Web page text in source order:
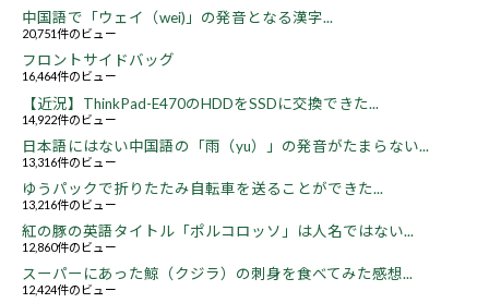
中国語で「ウェイ（wei)」の発音となる漢字...
20,751件のビュー
フロントサイドバッグ
16,464件のビュー
【近況】ThinkPad-E470のHDDをSSDに交換できた...
14,922件のビュー
日本語にはない中国語の「雨（yu）」の発音がたまらない...
13,316件のビュー
ゆうパックで折りたたみ自転車を送ることができた...
13,216件のビュー
紅の豚の英語タイトル「ポルコロッソ」は人名ではない...
12,860件のビュー
スーパーにあった鯨（クジラ）の刺身を食べてみた感想...
12,424件のビュー